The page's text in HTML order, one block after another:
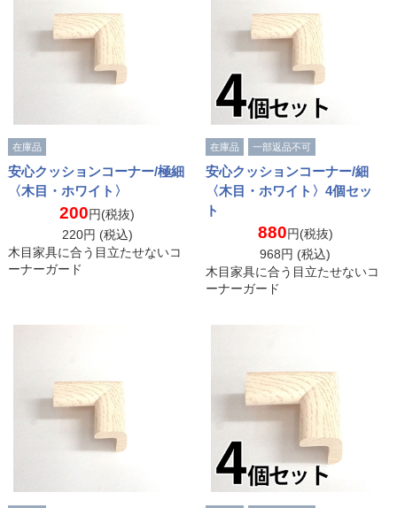
在庫品
安心クッションコーナー/極細
〈木目・ホワイト〉
200円(税抜)
220円 (税込)
木目家具に合う目立たせないコ
ーナーガード
在庫品 一部返品不可
安心クッションコーナー/細
〈木目・ホワイト〉4個セッ
ト
880円(税抜)
968円 (税込)
木目家具に合う目立たせないコ
ーナーガード